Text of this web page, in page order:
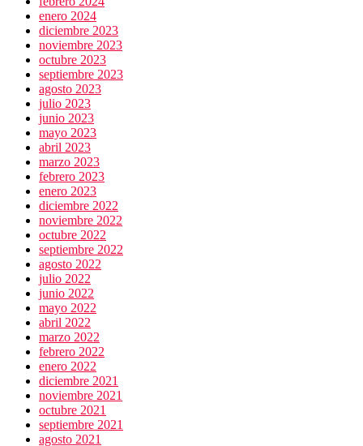
enero 2024
diciembre 2023
noviembre 2023
octubre 2023
septiembre 2023
agosto 2023
julio 2023
junio 2023
mayo 2023
abril 2023
marzo 2023
febrero 2023
enero 2023
diciembre 2022
noviembre 2022
octubre 2022
septiembre 2022
agosto 2022
julio 2022
junio 2022
mayo 2022
abril 2022
marzo 2022
febrero 2022
enero 2022
diciembre 2021
noviembre 2021
octubre 2021
septiembre 2021
agosto 2021